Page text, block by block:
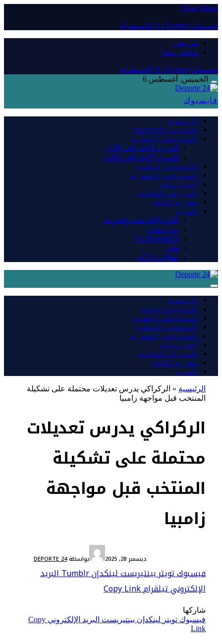
Close Menu
فيسبوك X (Twitter) الانستغرام
من نحن
تواصل معنا
فيسبوك X (Twitter) الانستغرام
الخميس, أغسطس 6
فايسبوك
الرئيسية
افتتاحية DEPORTE
المسابقات الوطنية
الدوري الاحترافي الأول
الدوري الاحترافي الثاني
المنتخبات الوطنية
المحترفون المغاربة
أخبار دولية
الدوريات العالمية
مغاربة العالم
المزيد
الكرة الأفريقية والعربية
بورتريهات
Tv Deporte24
هام
مقالات الرأي
الرئيسية
افتتاحية deporte
المسابقات الوطنية
المنتخبات الوطنية
المحترفون المغاربة
أخبار دولية
الدوريات العالمية
مغاربة العالم
المزيد
الرئيسية » الركراكي يدرس تعديلات محتملة على تشكيلة
المنتخب قبل مواجهة زامبيا
الركراكي يدرس تعديلات
محتملة على تشكيلة
المنتخب قبل مواجهة
زامبيا
ديسمبر 28, 2025 بواسطةDEPORTE 24
فيسبوكتويتربينتيريستلينكدإنTumblrالبريد
الإلكترونيتيلقرامCopy Link
شاركها
فيسبوك تويتر لينكدإن بينتيريست البريد الإلكتروني Copy
Link